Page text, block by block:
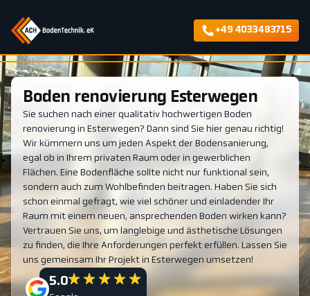
+49 4033483715
Boden renovierung Esterwegen
Sie suchen nach einer qualitativ hochwertigen Boden
renovierung in Esterwegen? Dann sind Sie hier genau richtig!
Wir kümmern uns um jeden Aspekt der Bodensanierung,
egal ob in Ihrem privaten Raum oder in gewerblichen
Flächen. Eine Bodenfläche sollte nicht nur funktional sein,
sondern auch zum Wohlbefinden beitragen. Haben Sie sich
schon einmal gefragt, wie viel schöner und einladender Ihr
Raum mit einem neuen, ansprechenden Boden wirken kann?
Vertrauen Sie uns, um langlebige und ästhetische Lösungen
zu finden, die Ihre Anforderungen perfekt erfüllen. Lassen Sie
uns gemeinsam Ihr Projekt in Esterwegen umsetzen!
5.0